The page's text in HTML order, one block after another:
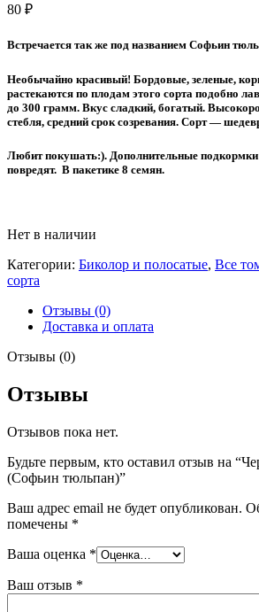
80 ₽
Встречается так же под названием Софьин
Необычайно красивый! Бордовые, зеленые,
растекаются по плодам этого сорта подобно
до 300 грамм. Вкус сладкий, богатый.
стебля, средний срок созревания. Сорт —
Любит покушать:). Дополнительные подкормки
повредят. В пакетике 8 семян.
Нет в наличии
Категории: Биколор и полосатые, Все
сорта
Отзывы (0)
Доставка и оплата
Отзывы (0)
Отзывы
Отзывов пока нет.
Будьте первым, кто оставил отзыв на
(Софьин тюльпан)”
Ваш адрес email не будет опубликован.
помечены *
Ваша оценка *
Ваш отзыв *